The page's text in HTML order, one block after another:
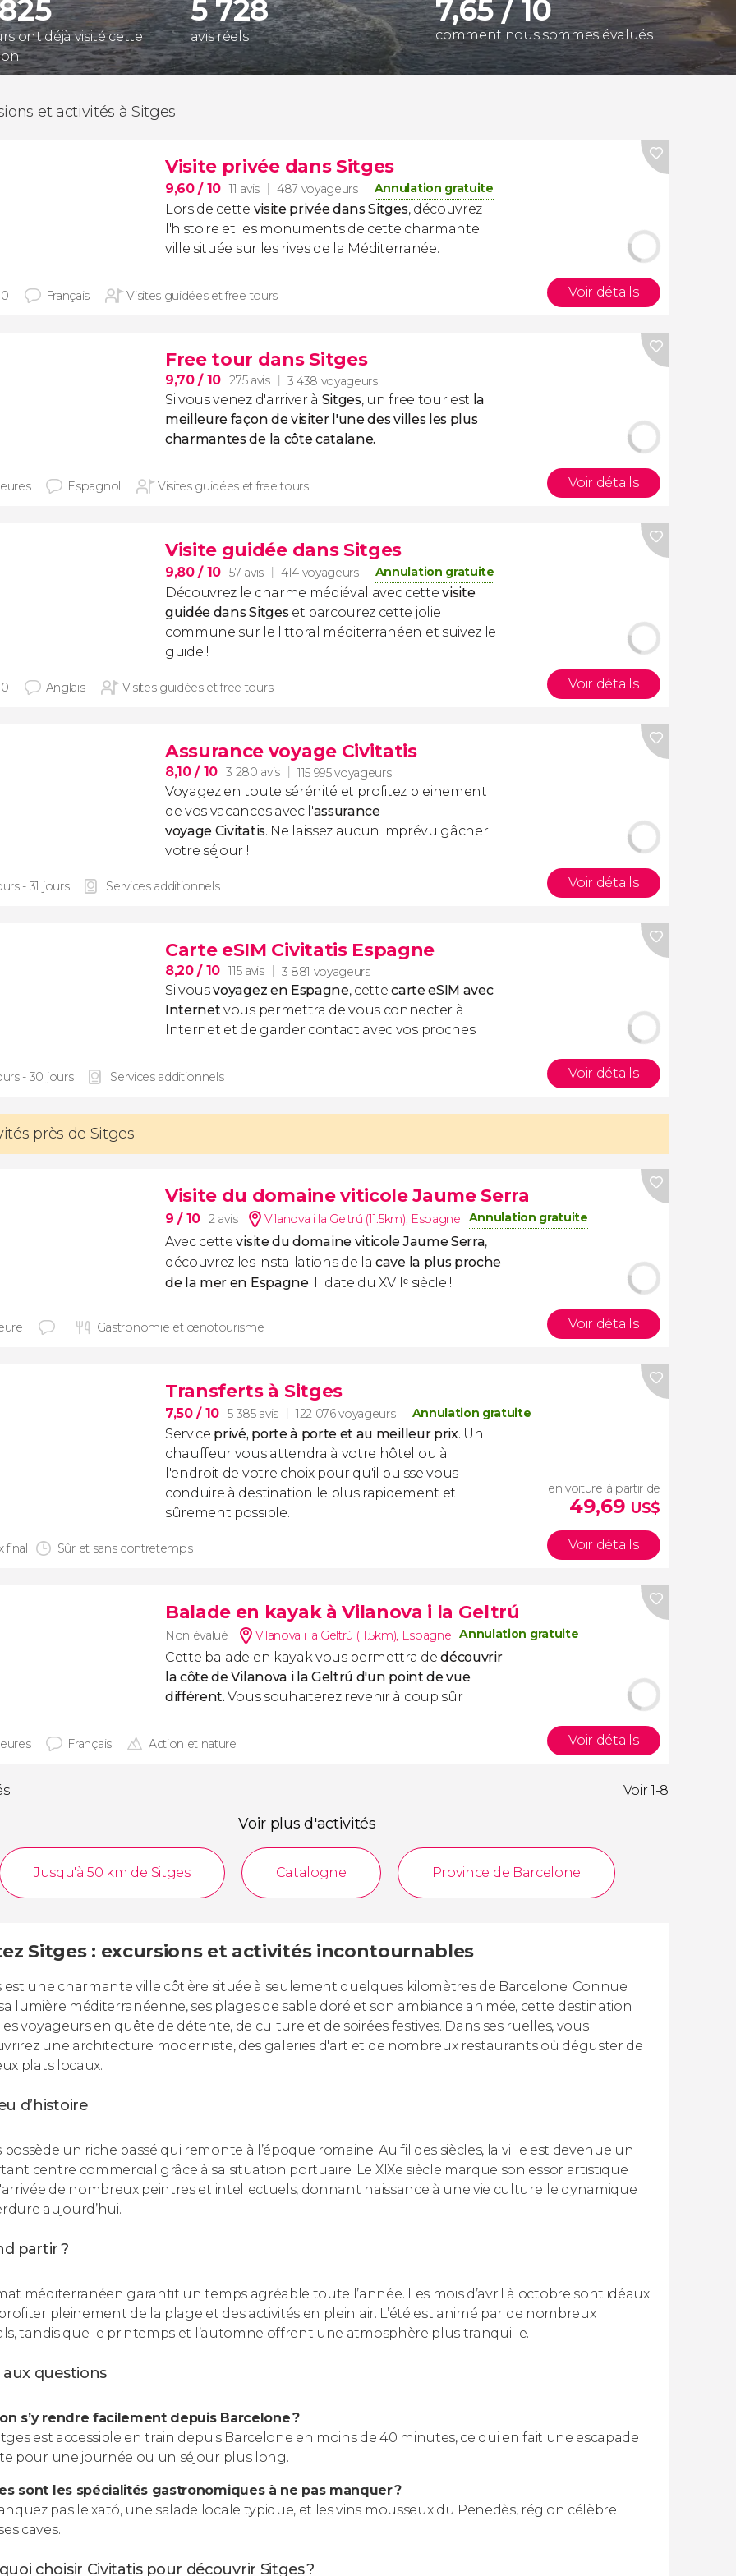
ont déjà visité cette
5 728
avis réels
7,65 / 10
comment nous sommes évalués
et activités à Sitges
Visite privée dans Sitges
9,60/ 10 11 avis 487 voyageurs Annulation gratuite
Lors de cette visite privée dans Sitges, découvrez
l'histoire et les monuments de cette charmante
ville située sur les rives de la Méditerranée.
Français Visites guidées et free tours Voir détails
Free tour dans Sitges
9,70/ 10 275 avis 3 438 voyageurs
Si vous venez d'arriver à Sitges, un free tour est la
meilleure façon de visiter l'une des villes les plus
charmantes de la côte catalane.
Espagnol Visites guidées et free tours Voir détails
Visite guidée dans Sitges
9,80/ 10 57 avis 414 voyageurs Annulation gratuite
Découvrez le charme médiéval avec cettevisite
guidée dans Sitgeset parcourez cette jolie
commune sur le littoral méditerranéen et suivez le
guide !
Anglais Visites guidées et free tours Voir détails
Assurance voyage Civitatis
8,10/ 10 3 280 avis 115 995 voyageurs
Voyagez en toute sérénité et profitez pleinement
de vos vacances avec l'assurance
voyage Civitatis. Ne laissez aucun imprévu gâcher
votre séjour !
- 31 jours Services additionnels Voir détails
Carte eSIM Civitatis Espagne
8,20/ 10 115 avis 3 881 voyageurs
Si vousvoyagez en Espagne, cettecarte eSIM avec
Internet vous permettra de vous connecter à
Internet et de garder contact avec vos proches.
- 30 jours Services additionnels Voir détails
près de Sitges
Visite du domaine viticole Jaume Serra
9/ 10 2 avis Vilanova i la Geltrú (11.5km), Espagne Annulation gratuite
Avec cettevisite du domaine viticole Jaume Serra,
découvrez les installations de lacave la plus proche
de la mer en Espagne. Il date du XVIIᵉ siècle !
Gastronomie et œnotourisme Voir détails
Transferts à Sitges
7,50/ 10 5 385 avis 122 076 voyageurs Annulation gratuite
Service privé, porte à porte et au meilleur prix. Un
chauffeur vous attendra à votre hôtel ou à
l'endroit de votre choix pour qu'il puisse vous
conduire à destination le plus rapidement et
sûrement possible.
final Sûr et sans contretemps
en voiture à partir de
49,69 US$
Voir détails
Balade en kayak à Vilanova i la Geltrú
Non évalué Vilanova i la Geltrú (11.5km), Espagne Annulation gratuite
Cette balade en kayak vous permettra dedécouvrir
la côte de Vilanova i la Geltrú d'un point de vue
différent. Vous souhaiterez revenir à coup sûr !
Français Action et nature Voir détails
Voir 1-8
Voir plus d'activités
Jusqu'à 50 km de Sitges Catalogne Province de Barcelone
Sitges : excursions et activités incontournables
est une charmante ville côtière située à seulement quelques kilomètres de Barcelone. Connue
lumière méditerranéenne, ses plages de sable doré et son ambiance animée, cette destination
voyageurs en quête de détente, de culture et de soirées festives. Dans ses ruelles, vous
une architecture moderniste, des galeries d'art et de nombreux restaurants où déguster de
plats locaux.
d’histoire
possède un riche passé qui remonte à l’époque romaine. Au fil des siècles, la ville est devenue un
centre commercial grâce à sa situation portuaire. Le XIXe siècle marque son essor artistique
de nombreux peintres et intellectuels, donnant naissance à une vie culturelle dynamique
aujourd’hui.
partir ?
méditerranéen garantit un temps agréable toute l’année. Les mois d’avril à octobre sont idéaux
pleinement de la plage et des activités en plein air. L’été est animé par de nombreux
tandis que le printemps et l’automne offrent une atmosphère plus tranquille.
aux questions
s’y rendre facilement depuis Barcelone ?
est accessible en train depuis Barcelone en moins de 40 minutes, ce qui en fait une escapade
pour une journée ou un séjour plus long.
sont les spécialités gastronomiques à ne pas manquer ?
pas le xató, une salade locale typique, et les vins mousseux du Penedès, région célèbre
caves.
choisir Civitatis pour découvrir Sitges ?